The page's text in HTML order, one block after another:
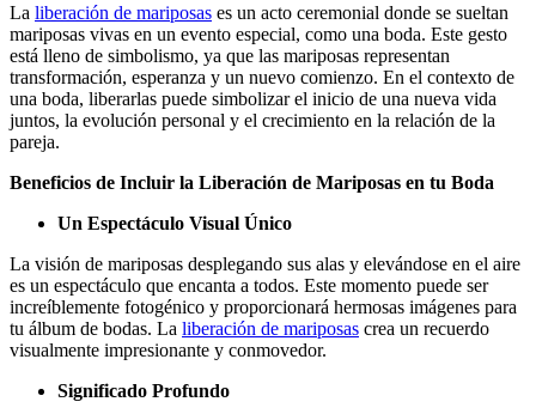
La liberación de mariposas es un acto ceremonial donde se sueltan
mariposas vivas en un evento especial, como una boda. Este gesto
está lleno de simbolismo, ya que las mariposas representan
transformación, esperanza y un nuevo comienzo. En el contexto de
una boda, liberarlas puede simbolizar el inicio de una nueva vida
juntos, la evolución personal y el crecimiento en la relación de la
pareja.
Beneficios de Incluir la Liberación de Mariposas en tu Boda
Un Espectáculo Visual Único
La visión de mariposas desplegando sus alas y elevándose en el aire
es un espectáculo que encanta a todos. Este momento puede ser
increíblemente fotogénico y proporcionará hermosas imágenes para
tu álbum de bodas. La liberación de mariposas crea un recuerdo
visualmente impresionante y conmovedor.
Significado Profundo